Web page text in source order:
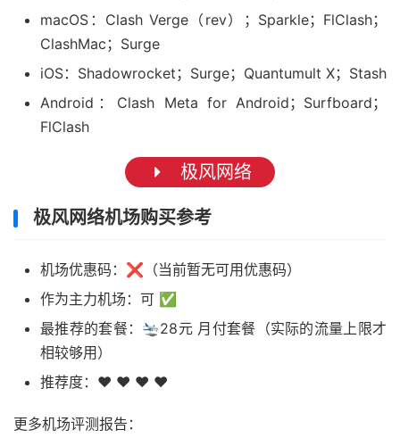
macOS：Clash Verge（rev）；Sparkle；FlClash；
ClashMac；Surge
iOS：Shadowrocket；Surge；Quantumult X；Stash
Android：Clash Meta for Android；Surfboard；
FlClash
极风网络
极风网络机场购买参考
机场优惠码：❌（当前暂无可用优惠码）
作为主力机场：可 ✅
最推荐的套餐：🛬28元 月付套餐（实际的流量上限才
相较够用）
推荐度：❤ ❤ ❤ ❤
更多机场评测报告：